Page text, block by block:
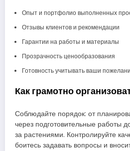
Опыт и портфолио выполненных
Отзывы клиентов и рекомендации
Гарантии на работы и материалы
Прозрачность ценообразования
Готовность учитывать ваши
Как грамотно
Соблюдайте порядок: от
через подготовительные работы
за растениями. Контролируйте
боитесь задавать вопросы и